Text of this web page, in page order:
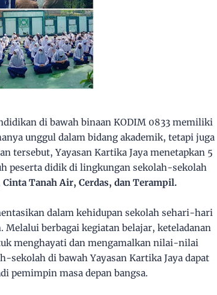
di bawah binaan KODIM 0833 memiliki
unggul dalam bidang akademik, tetapi juga
tersebut, Yayasan Kartika Jaya menetapkan 5
peserta didik di lingkungan sekolah-sekolah
Tanah Air, Cerdas, dan Terampil.
dalam kehidupan sekolah sehari-hari
berbagai kegiatan belajar, keteladanan
menghayati dan mengamalkan nilai-nilai
sekolah di bawah Yayasan Kartika Jaya dapat
pemimpin masa depan bangsa.